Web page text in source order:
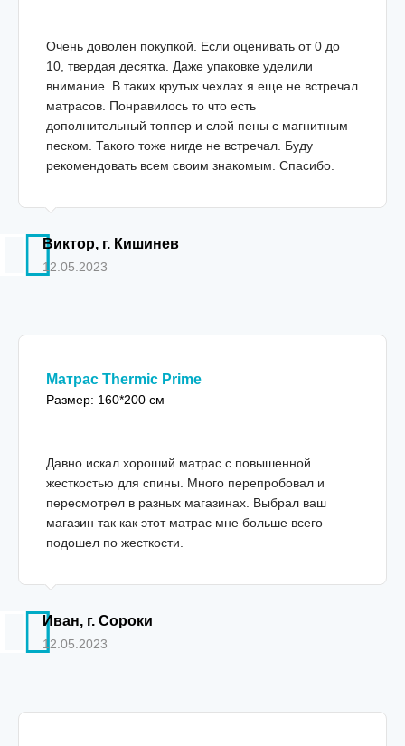
Очень доволен покупкой. Если оценивать от 0 до
10, твердая десятка. Даже упаковке уделили
внимание. В таких крутых чехлах я еще не встречал
матрасов. Понравилось то что есть
дополнительный топпер и слой пены с магнитным
песком. Такого тоже нигде не встречал. Буду
рекомендовать всем своим знакомым. Спасибо.
Виктор, г. Кишинев
12.05.2023
Матрас Thermic Prime
Размер: 160*200 см
Давно искал хороший матрас с повышенной
жесткостью для спины. Много перепробовал и
пересмотрел в разных магазинах. Выбрал ваш
магазин так как этот матрас мне больше всего
подошел по жесткости.
Иван, г. Сороки
12.05.2023